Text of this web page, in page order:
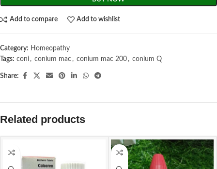
Add to compare Add to wishlist
Category: Homeopathy
Tags: coni , conium mac , conium mac 200 , conium Q
Share:
Related products